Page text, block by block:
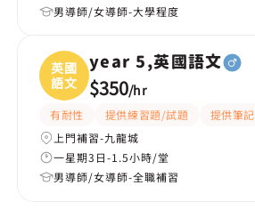
男導師/女導師-大學程度
英國
語文
year 5,英國語文
$350/hr
有耐性 提供練習題/試題 提供筆記
上門補習-九龍城
一星期3日-1.5小時/堂
男導師/女導師-全職補習